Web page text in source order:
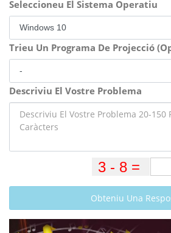
Seleccioneu El Sistema Operatiu
Trieu Un Programa De Projecció
Descriviu El Vostre Problema
Obteniu Una